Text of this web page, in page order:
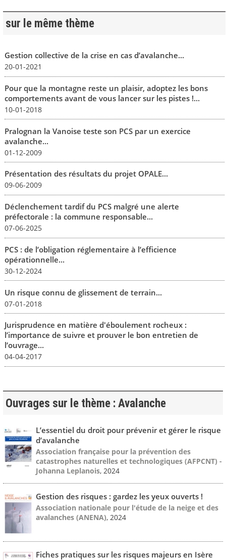
sur le même thème
Gestion collective de la crise en cas d’avalanche...
20-01-2021
Pour que la montagne reste un plaisir, adoptez les bons
comportements avant de vous lancer sur les pistes !...
10-01-2018
Pralognan la Vanoise teste son PCS par un exercice
avalanche...
01-12-2009
Présentation des résultats du projet OPALE...
09-06-2009
Déclenchement tardif du PCS malgré une alerte
préfectorale : la commune responsable...
07-06-2025
PCS : de l’obligation réglementaire à l’efficience
opérationnelle...
30-12-2024
Un risque connu de glissement de terrain...
07-01-2018
Jurisprudence en matière d'éboulement rocheux :
l’importance de suivre et prouver le bon entretien de
l’ouvrage...
04-04-2017
Ouvrages sur le thème : Avalanche
L’essentiel du droit pour prévenir et gérer le risque
d’avalanche
Association française pour la prévention des
catastrophes naturelles et technologiques (AFPCNT) -
Johanna Leplanois, 2024
Gestion des risques : gardez les yeux ouverts !
Association nationale pour l'étude de la neige et des
avalanches (ANENA), 2024
Fiches pratiques sur les risques majeurs en Isère